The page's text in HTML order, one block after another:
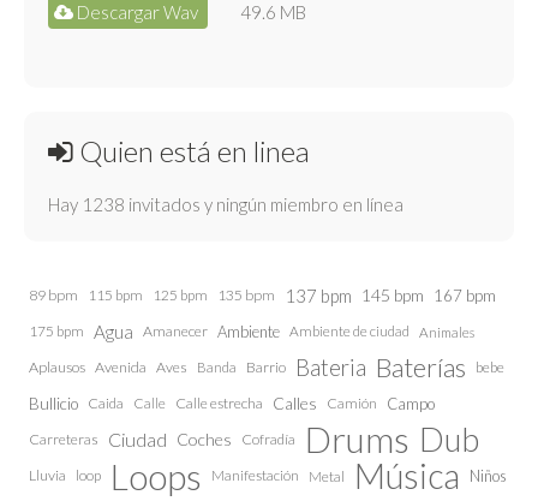
Descargar Wav 49.6 MB
Quien está en linea
Hay 1238 invitados y ningún miembro en línea
89 bpm 115 bpm 125 bpm 135 bpm 137 bpm 145 bpm 167 bpm
175 bpm Agua Amanecer Ambiente Ambiente de ciudad Animales
Aplausos Avenida Aves Banda Barrio Bateria Baterías bebe
Bullicio Caida Calle Calle estrecha Calles Camión Campo
Carreteras Ciudad Coches Cofradía Drums Dub
Lluvia loop Loops Manifestación Metal Música
Niños